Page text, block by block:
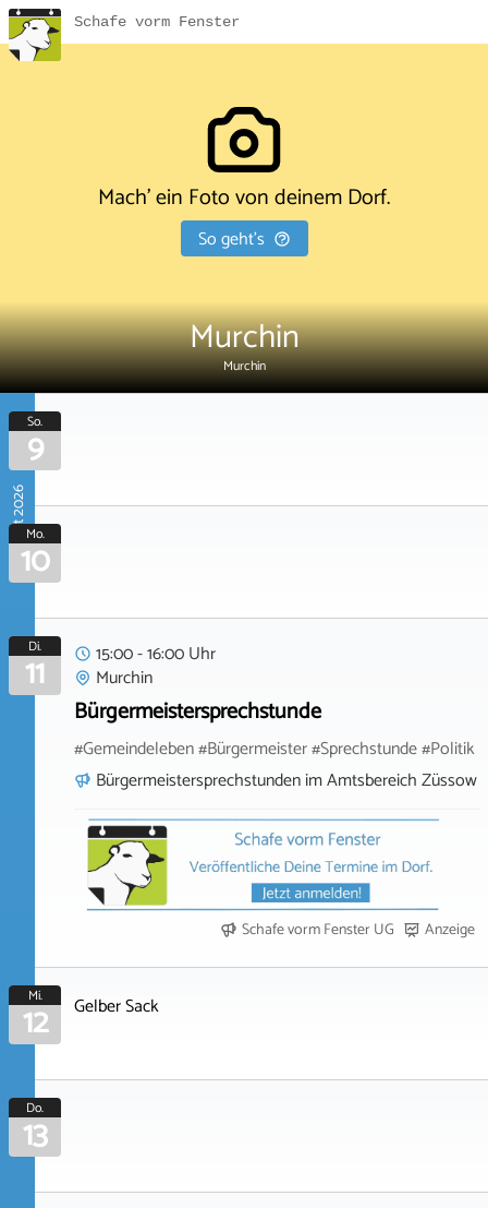
Schafe vorm Fenster
Mach' ein Foto von deinem Dorf.
So geht's
Murchin
Murchin
August 2026
So.
9
Mo.
10
Di.
11
15:00 - 16:00 Uhr
Murchin
Bürgermeistersprechstunde
#Gemeindeleben #Bürgermeister #Sprechstunde #Politik
Bürgermeistersprechstunden im Amtsbereich Züssow
Schafe vorm Fenster UG Anzeige
Mi.
12 Gelber Sack
Do.
13